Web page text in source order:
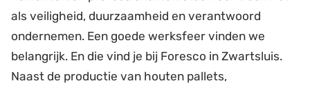
als veiligheid, duurzaamheid en verantwoord
ondernemen. Een goede werksfeer vinden we
belangrijk. En die vind je bij Foresco in Zwartsluis.
Naast de productie van houten pallets,